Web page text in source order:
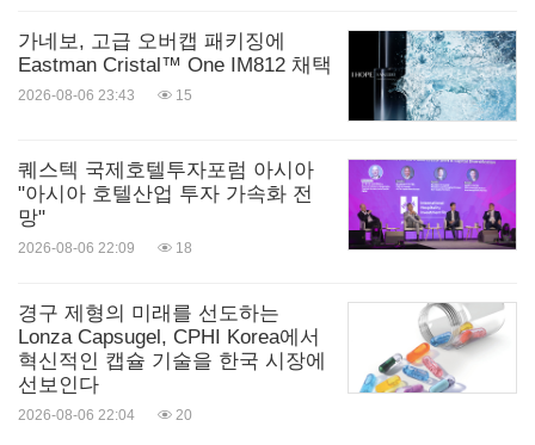
가네보, 고급 오버캡 패키징에
Eastman Cristal™ One IM812 채택
2026-08-06 23:43 15
퀘스텍 국제호텔투자포럼 아시아
"아시아 호텔산업 투자 가속화 전
망"
2026-08-06 22:09 18
경구 제형의 미래를 선도하는
Lonza Capsugel, CPHI Korea에서
혁신적인 캡슐 기술을 한국 시장에
선보인다
2026-08-06 22:04 20